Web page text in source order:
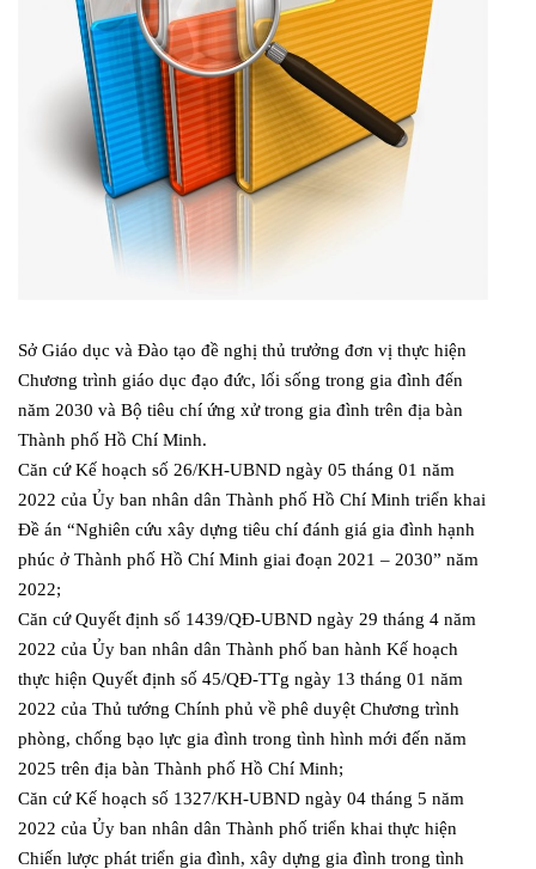
Sở Giáo dục và Đào tạo đề nghị thủ trưởng đơn vị thực hiện
Chương trình giáo dục đạo đức, lối sống trong gia đình đến
năm 2030 và Bộ tiêu chí ứng xử trong gia đình trên địa bàn
Thành phố Hồ Chí Minh.
Căn cứ Kế hoạch số 26/KH-UBND ngày 05 tháng 01 năm
2022 của Ủy ban nhân dân Thành phố Hồ Chí Minh triển khai
Đề án “Nghiên cứu xây dựng tiêu chí đánh giá gia đình hạnh
phúc ở Thành phố Hồ Chí Minh giai đoạn 2021 – 2030” năm
2022;
Căn cứ Quyết định số 1439/QĐ-UBND ngày 29 tháng 4 năm
2022 của Ủy ban nhân dân Thành phố ban hành Kế hoạch
thực hiện Quyết định số 45/QĐ-TTg ngày 13 tháng 01 năm
2022 của Thủ tướng Chính phủ về phê duyệt Chương trình
phòng, chống bạo lực gia đình trong tình hình mới đến năm
2025 trên địa bàn Thành phố Hồ Chí Minh;
Căn cứ Kế hoạch số 1327/KH-UBND ngày 04 tháng 5 năm
2022 của Ủy ban nhân dân Thành phố triển khai thực hiện
Chiến lược phát triển gia đình, xây dựng gia đình trong tình